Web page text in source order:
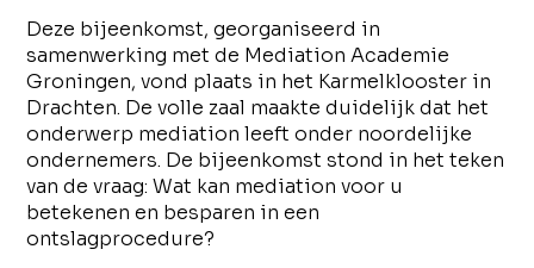
Deze bijeenkomst, georganiseerd in
samenwerking met de Mediation Academie
Groningen, vond plaats in het Karmelklooster in
Drachten. De volle zaal maakte duidelijk dat het
onderwerp mediation leeft onder noordelijke
ondernemers. De bijeenkomst stond in het teken
van de vraag: Wat kan mediation voor u
betekenen en besparen in een
ontslagprocedure?